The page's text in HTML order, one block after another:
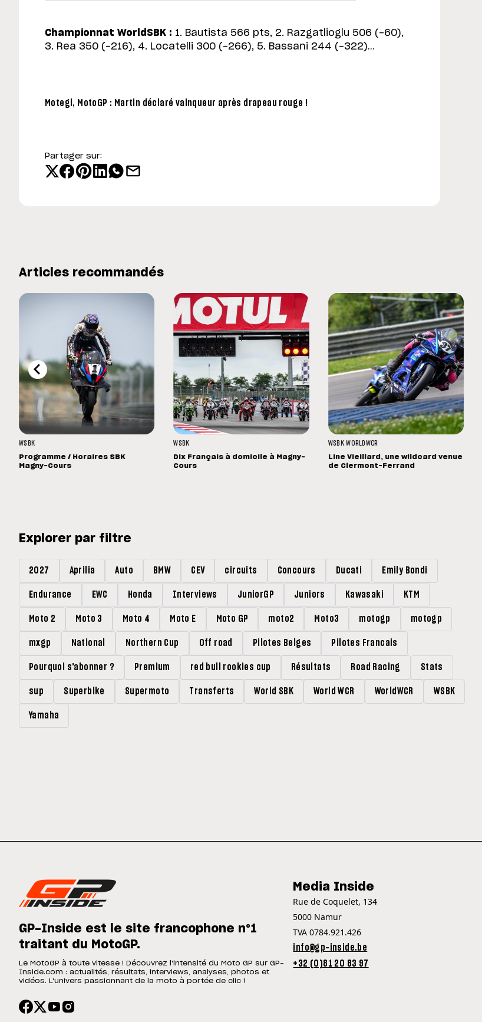
Championnat WorldSBK : 1. Bautista 566 pts, 2. Razgatlioglu 506 (-60),
3. Rea 350 (-216), 4. Locatelli 300 (-266), 5. Bassani 244 (-322)…
Motegi, MotoGP : Martin déclaré vainqueur après drapeau rouge !
Partager sur:
Articles recommandés
WSBK
Programme / Horaires SBK
Magny-Cours
WSBK
Dix Français à domicile à Magny-
Cours
WSBK WORLDWCR
Line Vieillard, une wildcard venue
de Clermont-Ferrand
Explorer par filtre
2027 Aprilia Auto BMW CEV circuits Concours Ducati Emily Bondi
Endurance EWC Honda Interviews JuniorGP Juniors Kawasaki KTM
Moto 2 Moto 3 Moto 4 Moto E Moto GP moto2 Moto3 motogp motogp
mxgp National Northern Cup Off road Pilotes Belges Pilotes Francais
Pourquoi s'abonner ? Premium red bull rookies cup Résultats Road Racing Stats
sup Superbike Supermoto Transferts World SBK World WCR WorldWCR WSBK
Yamaha
GP-Inside est le site francophone n°1
traitant du MotoGP.
Le MotoGP à toute vitesse ! Découvrez l'intensité du Moto GP sur GP-
Inside.com : actualités, résultats, interviews, analyses, photos et
vidéos. L'univers passionnant de la moto à portée de clic !
Media Inside
Rue de Coquelet, 134
5000 Namur
TVA 0784.921.426
info@gp-inside.be
+32 (0)81 20 83 97